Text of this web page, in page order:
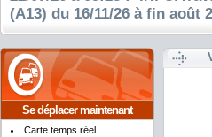
(A13) du 16/11/26 à fin août
Se déplacer maintenant
Carte temps réel